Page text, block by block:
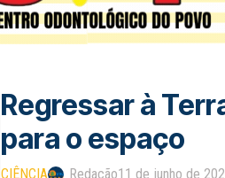
Regressar à
para o espaço
CIÊNCIA Redação11 de junho de